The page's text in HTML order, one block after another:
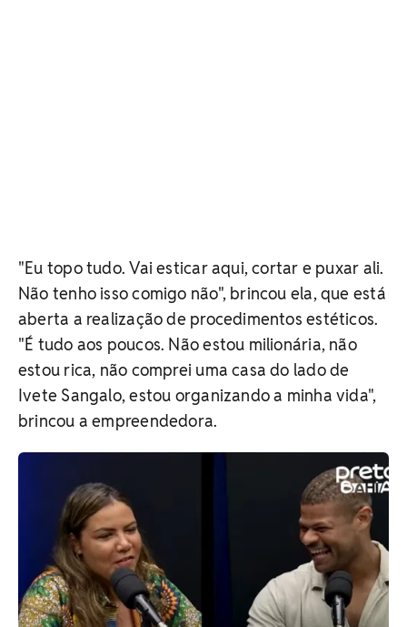
"Eu topo tudo. Vai esticar aqui, cortar e puxar ali.
Não tenho isso comigo não", brincou ela, que está
aberta a realização de procedimentos estéticos.
"É tudo aos poucos. Não estou milionária, não
estou rica, não comprei uma casa do lado de
Ivete Sangalo, estou organizando a minha vida",
brincou a empreendedora.